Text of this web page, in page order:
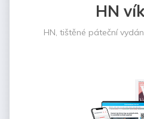
HN
HN, tištěné páteční